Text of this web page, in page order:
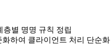
층별 명명 규칙 정립
화하여 클라이언트 처리 단순화